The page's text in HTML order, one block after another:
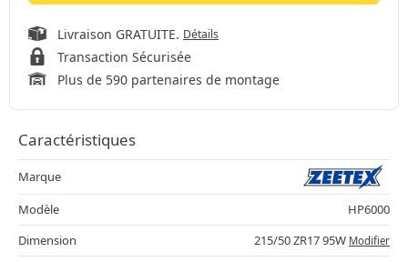
Livraison GRATUITE. Détails
Transaction Sécurisée
Plus de 590 partenaires de montage
Caractéristiques
Marque
Modèle
HP6000
Dimension
215/50 ZR17 95W Modifier